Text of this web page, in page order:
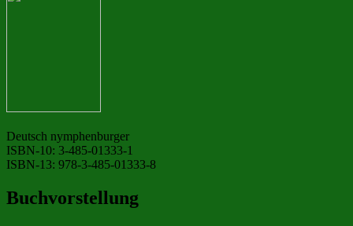
Deutsch nymphenburger
ISBN-10: 3-485-01333-1
ISBN-13: 978-3-485-01333-8
Buchvorstellung